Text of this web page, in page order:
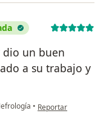
dio un buen
a su trabajo y
• en opinión del
Reportar